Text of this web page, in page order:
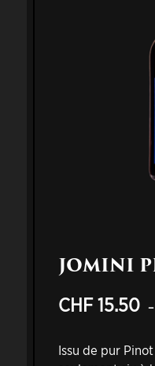
JOMINI
CHF15.50 –
Issu de pur